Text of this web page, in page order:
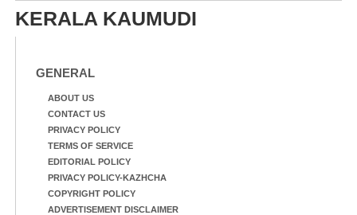
KERALA KAUMUDI
GENERAL
ABOUT US
CONTACT US
PRIVACY POLICY
TERMS OF SERVICE
EDITORIAL POLICY
PRIVACY POLICY-KAZHCHA
COPYRIGHT POLICY
ADVERTISEMENT DISCLAIMER